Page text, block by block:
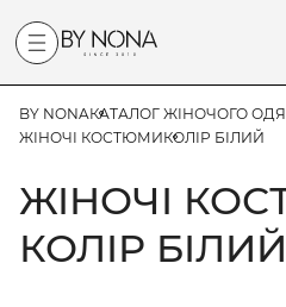
BY NONAКАТАЛОГ ЖІНОЧОГО
ЖІНОЧІ КОСТЮМИКОЛІР БІЛИЙ
ЖІНОЧІ
КОЛІР БІЛИЙ